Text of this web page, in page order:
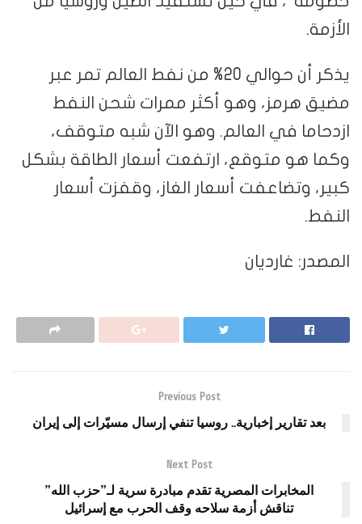
الأزمة.
يذكر أن حوالي 20% من نفط العالم تمر عبر
مضيق هرمز، وهو أكثر ممرات شحن النفط
ازدحاما في العالم. وهو الآن شبه متوقف،
وكما هو متوقع، ارتفعت أسعار الطاقة بشكل
كبير، وتضاعفت أسعار الغاز، وقفزت أسعار
النفط.
المصدر: غارديان
Previous Post
بعد تقارير إخبارية.. روسيا تنفي إرسال مسيّرات إلى إيران
Next Post
المخابرات المصرية تقدم مبادرة سرية لـ”حزب الله”
تناقش أزمة سلاحه وقف الحرب مع إسرائيل